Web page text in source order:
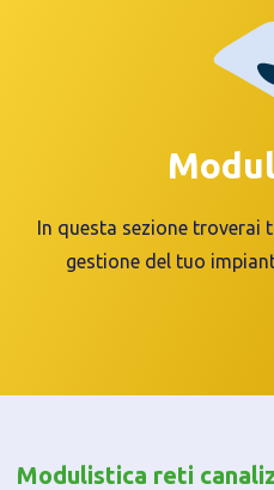
In questa sezione troverai
gestione del tuo
Modulistica reti